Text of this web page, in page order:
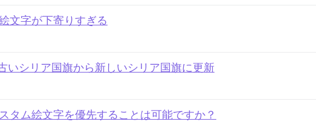
文字が下寄りすぎる
いシリア国旗から新しいシリア国旗に更新
タム絵文字を優先することは可能ですか？